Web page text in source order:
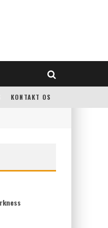
KONTAKT OS